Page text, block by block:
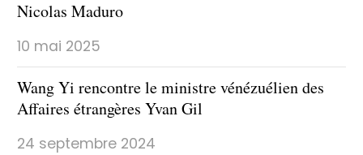
Nicolas Maduro
10 mai 2025
Wang Yi rencontre le ministre vénézuélien des
Affaires étrangères Yvan Gil
24 septembre 2024